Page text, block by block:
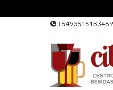
+5493515183469